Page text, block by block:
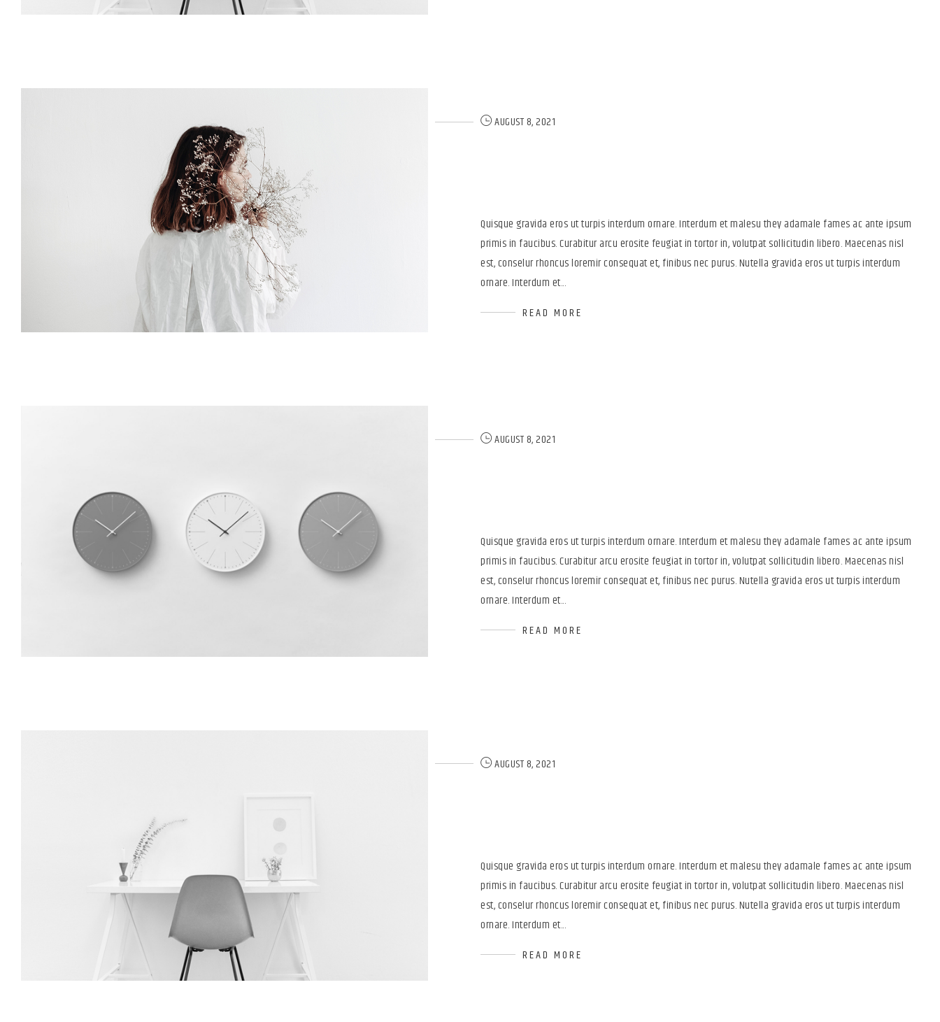
AUGUST 8, 2021
Quisque gravida eros ut turpis interdum ornare. Interdum et malesu they adamale fames ac ante ipsum
primis in faucibus. Curabitur arcu erosite feugiat in tortor in, volutpat sollicitudin libero. Maecenas nisl
est, conselur rhoncus loremir consequat et, finibus nec purus. Nutella gravida eros ut turpis interdum
ornare. Interdum et...
READ MORE
AUGUST 8, 2021
Quisque gravida eros ut turpis interdum ornare. Interdum et malesu they adamale fames ac ante ipsum
primis in faucibus. Curabitur arcu erosite feugiat in tortor in, volutpat sollicitudin libero. Maecenas nisl
est, conselur rhoncus loremir consequat et, finibus nec purus. Nutella gravida eros ut turpis interdum
ornare. Interdum et...
READ MORE
AUGUST 8, 2021
Quisque gravida eros ut turpis interdum ornare. Interdum et malesu they adamale fames ac ante ipsum
primis in faucibus. Curabitur arcu erosite feugiat in tortor in, volutpat sollicitudin libero. Maecenas nisl
est, conselur rhoncus loremir consequat et, finibus nec purus. Nutella gravida eros ut turpis interdum
ornare. Interdum et...
READ MORE